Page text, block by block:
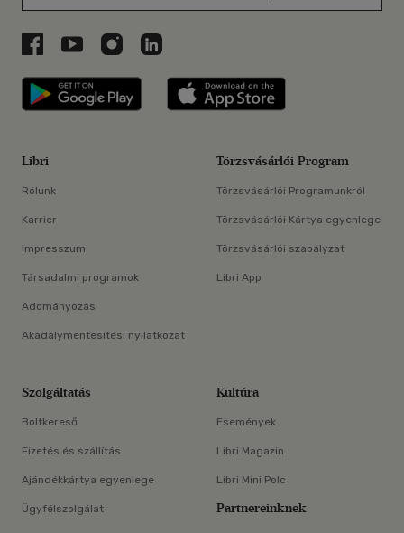
Libri a Facebookon
Libri a Youtube-on
Libri az Instagramon
Libri a LinkedInen
Libri applikáció Szerezd meg: Google
Libri
Rólunk
Karrier
Impresszum
Társadalmi programok
Adományozás
Akadálymentesítési nyilatkozat
Törzsvásárlói Program
Törzsvásárlói Programunkról
Törzsvásárlói Kártya egyenlege
Törzsvásárlói szabályzat
Libri App
Szolgáltatás
Boltkereső
Fizetés és szállítás
Ajándékkártya egyenlege
Ügyfélszolgálat
Kultúra
Események
Libri Magazin
Libri Mini Polc
Partnereinknek